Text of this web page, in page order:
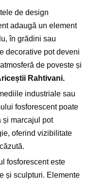
de design
adaugă un element
în grădini sau
decorative pot deveni
de poveste și
Rahtivani.
industriale sau
fosforescent poate
și marcajul pot
oferind vizibilitate
fosforescent este
și sculpturi. Elemente